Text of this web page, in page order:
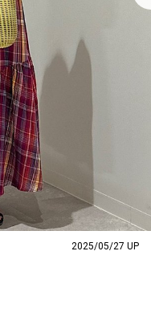
2025/05/27 UP